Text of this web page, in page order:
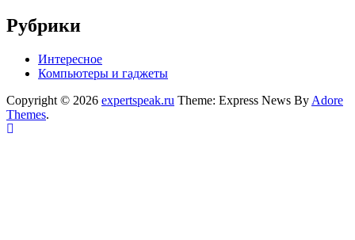
Рубрики
Интересное
Компьютеры и гаджеты
Copyright © 2026 expertspeak.ru Theme: Express News By Adore
Themes.